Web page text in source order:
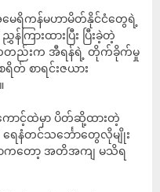
ကန်မဟာမိတ်နိုင်ငံတွေရဲ့
ြားထားပြီး ပြီးခဲ့တဲ့
င်ကတည်းက အီရန်ရဲ့ တိုက်ခိုက်မှု
တ် စာရင်းဇယား
င့်ထဲမှာ ပိတ်ဆို့ထားတဲ့
ေနံတင်သင်္ဘောတွေလိုမျိုး
ာကတော့ အတိအကျ မသိရ